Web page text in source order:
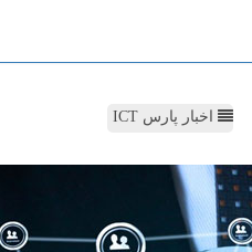
اخبار پارس ICT